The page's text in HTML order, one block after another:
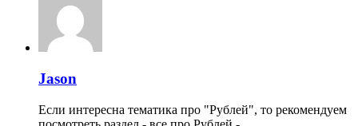
Jason
Если интересна тематика про "Рублей", то рекомендуем